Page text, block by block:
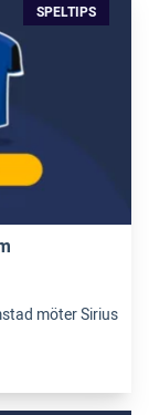
SPELTIPS
möter Sirius